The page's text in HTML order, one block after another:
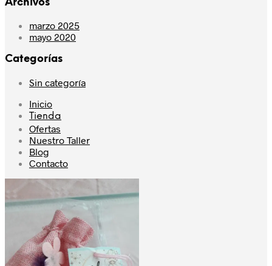
Archivos
marzo 2025
mayo 2020
Categorías
Sin categoría
Inicio
Tienda
Ofertas
Nuestro Taller
Blog
Contacto